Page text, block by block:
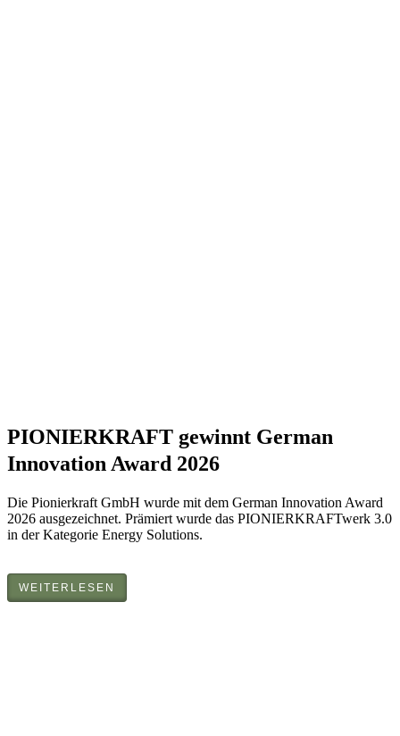
PIONIERKRAFT gewinnt German
Innovation Award 2026
Die Pionierkraft GmbH wurde mit dem German Innovation Award
2026 ausgezeichnet. Prämiert wurde das PIONIERKRAFTwerk 3.0
in der Kategorie Energy Solutions.
WEITERLESEN